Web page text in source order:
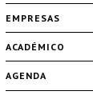
EMPRESAS
ACADÉMICO
AGENDA